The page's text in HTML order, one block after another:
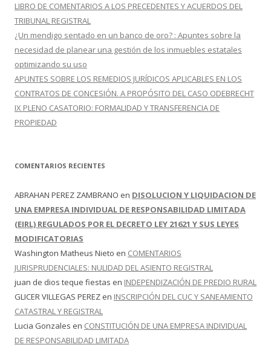
LIBRO DE COMENTARIOS A LOS PRECEDENTES Y ACUERDOS DEL
TRIBUNAL REGISTRAL
¿Un mendigo sentado en un banco de oro? : Apuntes sobre la
necesidad de planear una gestión de los inmuebles estatales
optimizando su uso
APUNTES SOBRE LOS REMEDIOS JURÍDICOS APLICABLES EN LOS
CONTRATOS DE CONCESIÓN. A PROPÓSITO DEL CASO ODEBRECHT
IX PLENO CASATORIO: FORMALIDAD Y TRANSFERENCIA DE
PROPIEDAD
COMENTARIOS RECIENTES
ABRAHAN PEREZ ZAMBRANO en DISOLUCION Y LIQUIDACION DE
UNA EMPRESA INDIVIDUAL DE RESPONSABILIDAD LIMITADA
(EIRL) REGULADOS POR EL DECRETO LEY 21621 Y SUS LEYES
MODIFICATORIAS
Washington Matheus Nieto en COMENTARIOS
JURISPRUDENCIALES: NULIDAD DEL ASIENTO REGISTRAL
juan de dios teque fiestas en INDEPENDIZACIÓN DE PREDIO RURAL
GLICER VILLEGAS PEREZ en INSCRIPCIÓN DEL CUC Y SANEAMIENTO
CATASTRAL Y REGISTRAL
Lucia Gonzales en CONSTITUCIÓN DE UNA EMPRESA INDIVIDUAL
DE RESPONSABILIDAD LIMITADA